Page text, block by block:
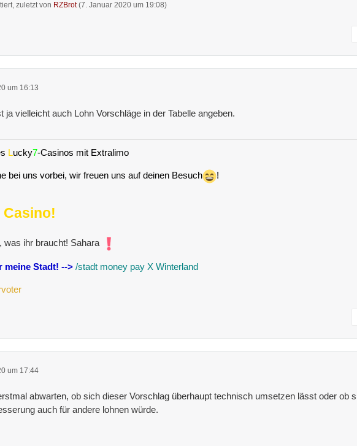
zuletzt von RZBrot(7. Januar 2020 um 19:08)
um 16:13
ja vielleicht auch Lohn Vorschläge in der Tabelle angeben.
Lucky7-Casinos mit Extralimo
bei uns vorbei, wir freuen uns auf deinen Besuch !
was ihr braucht! Sahara
meine Stadt! --> /stadt money pay X Winterland
um 17:44
abwarten, ob sich dieser Vorschlag überhaupt technisch umsetzen lässt oder ob
auch für andere lohnen würde.